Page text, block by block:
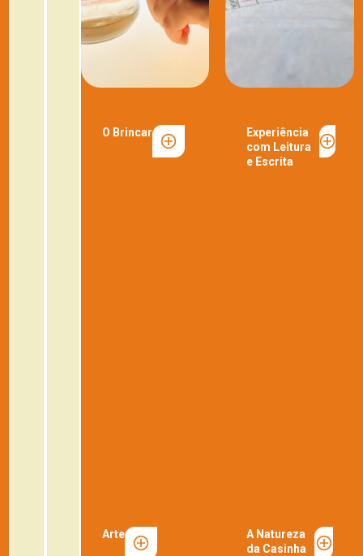
O Brincar
Experiência
com Leitura
e Escrita
Arte
A Natureza
da Casinha